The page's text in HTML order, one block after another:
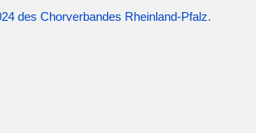
des Chorverbandes Rheinland-Pfalz.